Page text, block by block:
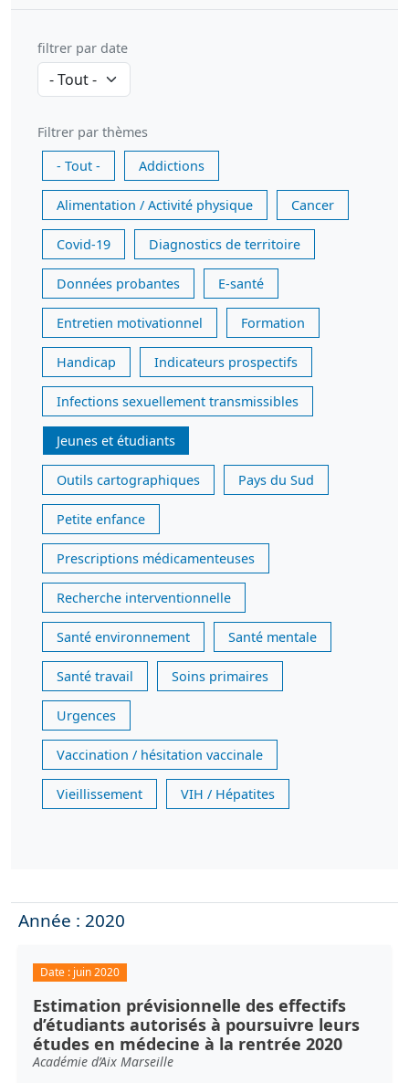
filtrer par date
Filtrer par thèmes
- Tout -
Addictions
Alimentation / Activité physique Cancer
Covid-19 Diagnostics de territoire
Données probantes E-santé
Entretien motivationnel Formation
Handicap Indicateurs prospectifs
Infections sexuellement transmissibles
Jeunes et étudiants
Outils cartographiques Pays du Sud
Petite enfance
Prescriptions médicamenteuses
Recherche interventionnelle
Santé environnement Santé mentale
Santé travail Soins primaires
Urgences
Vaccination / hésitation vaccinale
Vieillissement VIH / Hépatites
Année : 2020
Date : juin 2020
Estimation prévisionnelle des effectifs
d’étudiants autorisés à poursuivre leurs
études en médecine à la rentrée 2020
Académie d’Aix Marseille